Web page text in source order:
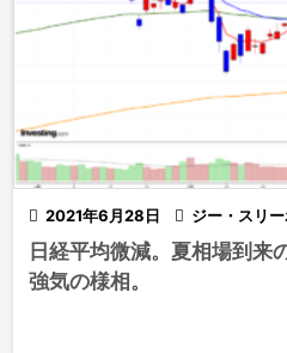
 2021年6月28日  ジー・スリ
日経平均微減。夏相場到来
強気の様相。